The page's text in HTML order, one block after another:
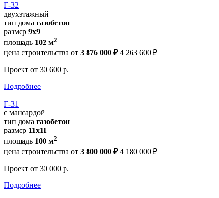
Г-32
двухэтажный
тип дома газобетон
размер 9х9
площадь 102 м2
цена строительства от 3 876 000 ₽ 4 263 600 ₽
Проект от 30 600 р.
Подробнее
Г-31
с мансардой
тип дома газобетон
размер 11x11
площадь 100 м2
цена строительства от 3 800 000 ₽ 4 180 000 ₽
Проект от 30 000 р.
Подробнее